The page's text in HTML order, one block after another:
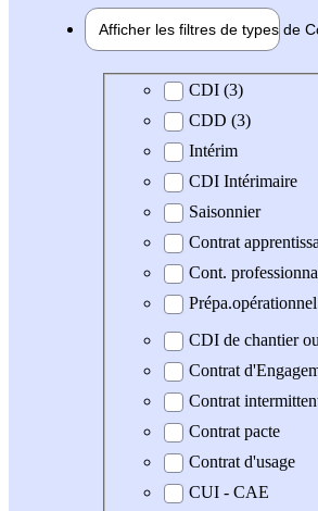
Afficher les filtres de types de
Type de contrat
CDI (3)
CDD (3)
Intérim
CDI Intérimaire
Saisonnier
Contrat
Cont.
CDI de chantier
Contrat
Contrat
Contrat pacte
Contrat d'usage
CUI - CAE